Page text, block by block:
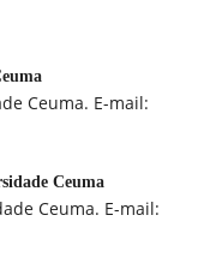
Ceuma. E-mail:
Ceuma
Ceuma. E-mail: